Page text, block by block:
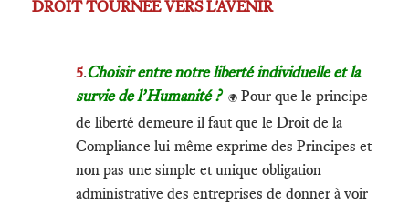
DROIT TOURNÉE VERS L'AVENIR
5.Choisir entre notre liberté individuelle et la
survie de l’Humanité ?
🌍 Pour que le principe
de liberté demeure il faut que le Droit de la
Compliance lui-même exprime des Principes et
non pas une simple et unique obligation
administrative des entreprises de donner à voir